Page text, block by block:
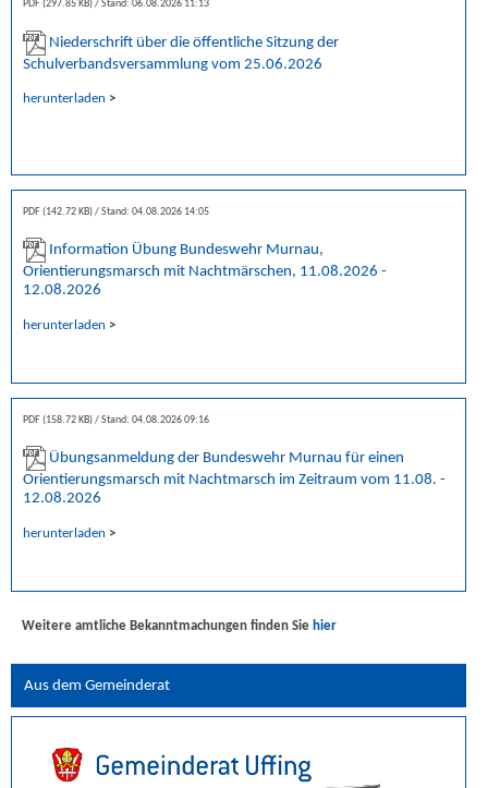
PDF (297.85 KB) Stand: 06.08.2026 11:13
Niederschrift über die öffentliche Sitzung der
Schulverbandsversammlung vom 25.06.2026
herunterladen >
PDF (142.72 KB) Stand: 04.08.2026 14:05
Information Übung Bundeswehr Murnau,
Orientierungsmarsch mit Nachtmärschen, 11.08.2026 -
12.08.2026
herunterladen >
PDF (158.72 KB) Stand: 04.08.2026 09:16
Übungsanmeldung der Bundeswehr Murnau für einen
Orientierungsmarsch mit Nachtmarsch im Zeitraum vom 11.08. -
12.08.2026
herunterladen >
Weitere amtliche Bekanntmachungen finden Sie hier
Aus dem Gemeinderat